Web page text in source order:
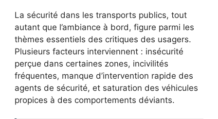
La sécurité dans les transports publics, tout
autant que l’ambiance à bord, figure parmi les
thèmes essentiels des critiques des usagers.
Plusieurs facteurs interviennent : insécurité
perçue dans certaines zones, incivilités
fréquentes, manque d’intervention rapide des
agents de sécurité, et saturation des véhicules
propices à des comportements déviants.